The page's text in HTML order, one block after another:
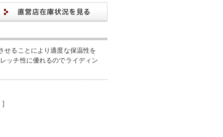
せることにより適度な保温性を
ッチ性に優れるのでライディン
]